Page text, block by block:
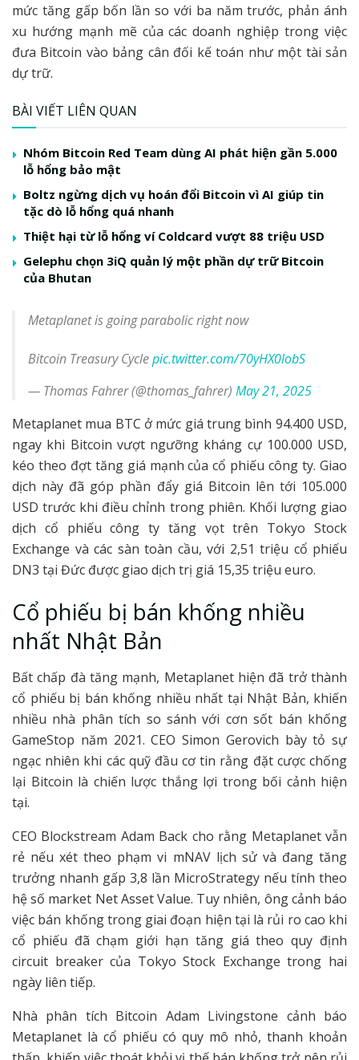
mức tăng gấp bốn lần so với ba năm trước, phản ánh
xu hướng mạnh mẽ của các doanh nghiệp trong việc
đưa Bitcoin vào bảng cân đối kế toán như một tài sản
dự trữ.
BÀI VIẾT LIÊN QUAN
Nhóm Bitcoin Red Team dùng AI phát hiện gần 5.000
lỗ hổng bảo mật
Boltz ngừng dịch vụ hoán đổi Bitcoin vì AI giúp tin
tặc dò lỗ hổng quá nhanh
Thiệt hại từ lỗ hổng ví Coldcard vượt 88 triệu USD
Gelephu chọn 3iQ quản lý một phần dự trữ Bitcoin
của Bhutan
Metaplanet is going parabolic right now
Bitcoin Treasury Cyclepic.twitter.com/70yHX0lobS
— Thomas Fahrer (@thomas_fahrer) May 21, 2025
Metaplanet mua BTC ở mức giá trung bình 94.400 USD,
ngay khi Bitcoin vượt ngưỡng kháng cự 100.000 USD,
kéo theo đợt tăng giá mạnh của cổ phiếu công ty. Giao
dịch này đã góp phần đẩy giá Bitcoin lên tới 105.000
USD trước khi điều chỉnh trong phiên. Khối lượng giao
dịch cổ phiếu công ty tăng vọt trên Tokyo Stock
Exchange và các sàn toàn cầu, với 2,51 triệu cổ phiếu
DN3 tại Đức được giao dịch trị giá 15,35 triệu euro.
Cổ phiếu bị bán khống nhiều
nhất Nhật Bản
Bất chấp đà tăng mạnh, Metaplanet hiện đã trở thành
cổ phiếu bị bán khống nhiều nhất tại Nhật Bản, khiến
nhiều nhà phân tích so sánh với cơn sốt bán khống
GameStop năm 2021. CEO Simon Gerovich bày tỏ sự
ngạc nhiên khi các quỹ đầu cơ tin rằng đặt cược chống
lại Bitcoin là chiến lược thắng lợi trong bối cảnh hiện
tại.
CEO Blockstream Adam Back cho rằng Metaplanet vẫn
rẻ nếu xét theo phạm vi mNAV lịch sử và đang tăng
trưởng nhanh gấp 3,8 lần MicroStrategy nếu tính theo
hệ số market Net Asset Value. Tuy nhiên, ông cảnh báo
việc bán khống trong giai đoạn hiện tại là rủi ro cao khi
cổ phiếu đã chạm giới hạn tăng giá theo quy định
circuit breaker của Tokyo Stock Exchange trong hai
ngày liên tiếp.
Nhà phân tích Bitcoin Adam Livingstone cảnh báo
Metaplanet là cổ phiếu có quy mô nhỏ, thanh khoản